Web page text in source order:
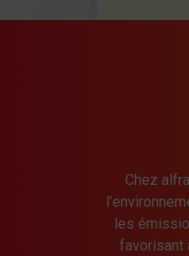
Chez
les
favorisant